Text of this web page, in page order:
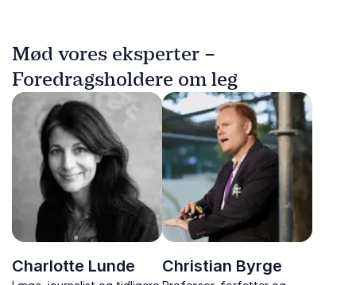
Mød vores eksperter –
Foredragsholdere om leg
Charlotte Lunde Christian Byrge